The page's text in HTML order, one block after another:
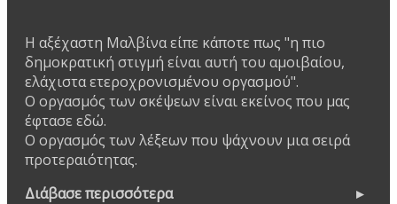
Η αξέχαστη Μαλβίνα είπε κάποτε πως "η πιο
δημοκρατική στιγμή είναι αυτή του αμοιβαίου,
ελάχιστα ετεροχρονισμένου οργασμού".
Ο οργασμός των σκέψεων είναι εκείνος που μας
έφτασε εδώ.
Ο οργασμός των λέξεων που ψάχνουν μια σειρά
προτεραιότητας.
Διάβασε περισσότερα